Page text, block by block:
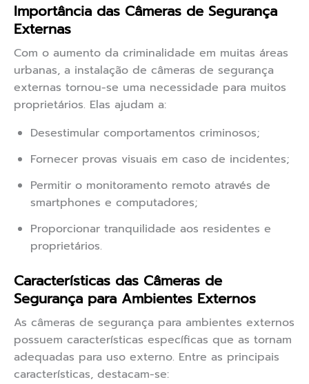
Importância das Câmeras de Segurança
Externas
Com o aumento da criminalidade em muitas áreas
urbanas, a instalação de câmeras de segurança
externas tornou-se uma necessidade para muitos
proprietários. Elas ajudam a:
Desestimular comportamentos criminosos;
Fornecer provas visuais em caso de incidentes;
Permitir o monitoramento remoto através de
smartphones e computadores;
Proporcionar tranquilidade aos residentes e
proprietários.
Características das Câmeras de
Segurança para Ambientes Externos
As câmeras de segurança para ambientes externos
possuem características específicas que as tornam
adequadas para uso externo. Entre as principais
características, destacam-se: